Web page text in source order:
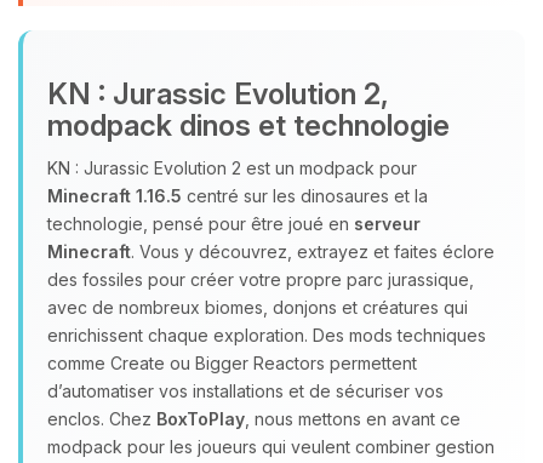
KN : Jurassic Evolution 2,
modpack dinos et technologie
KN : Jurassic Evolution 2 est un modpack pour
Minecraft 1.16.5 centré sur les dinosaures et la
technologie, pensé pour être joué en serveur
Minecraft. Vous y découvrez, extrayez et faites éclore
des fossiles pour créer votre propre parc jurassique,
avec de nombreux biomes, donjons et créatures qui
enrichissent chaque exploration. Des mods techniques
comme Create ou Bigger Reactors permettent
d’automatiser vos installations et de sécuriser vos
enclos. Chez BoxToPlay , nous mettons en avant ce
modpack pour les joueurs qui veulent combiner gestion